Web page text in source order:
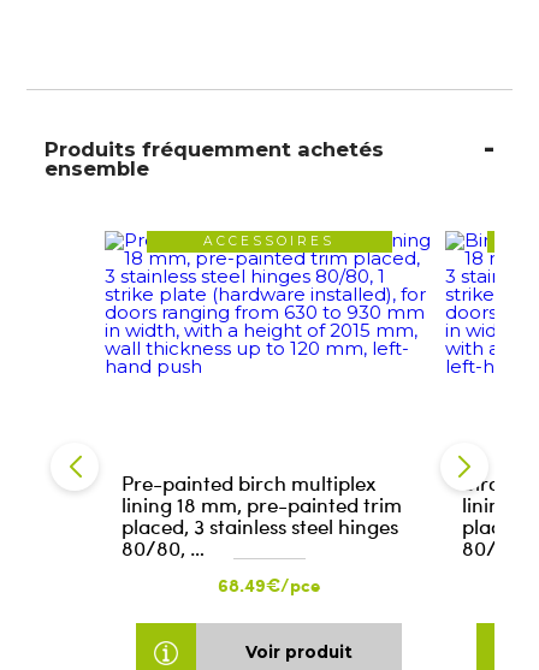
Produits fréquemment achetés
ensemble
ACCESSOIRES
Pre-painted birch multiplex
lining 18 mm, pre-painted trim
placed, 3 stainless steel hinges
80/80, …
68.49€/pce
Voir produit
Birch
lining
placed,
80/80,